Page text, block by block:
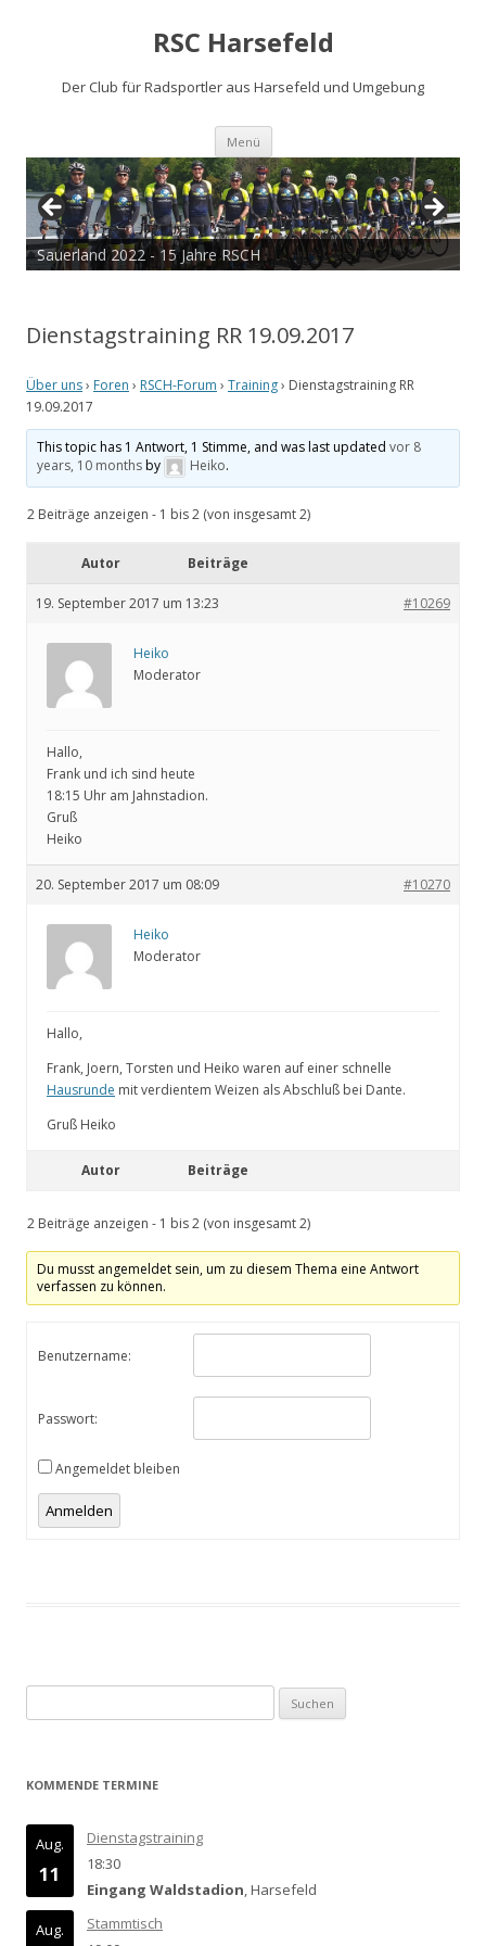
RSC Harsefeld
Der Club für Radsportler aus Harsefeld und Umgebung
Menü Zum
springen
Sauerland 2022 - 15 Jahre RSCH
Dienstagstraining RR 19.09.2017
Über uns› Foren › RSCH-Forum › Training› Dienstagstraining RR
19.09.2017
This topic has 1 Antwort, 1 Stimme, and was last updatedvor 8
years, 10 monthsby Heiko.
2 Beiträge anzeigen - 1 bis 2 (von insgesamt 2)
Autor Beiträge
19. September 2017 um 13:23 #10269
Heiko
Moderator
Hallo,
Frank und ich sind heute
18:15 Uhr am Jahnstadion.
Gruß
Heiko
20. September 2017 um 08:09 #10270
Heiko
Moderator
Hallo,
Frank, Joern, Torsten und Heiko waren auf einer schnelle
Hausrunde mit verdientem Weizen als Abschluß bei Dante.
Gruß Heiko
Autor Beiträge
2 Beiträge anzeigen - 1 bis 2 (von insgesamt 2)
Du musst angemeldet sein, um zu diesem Thema eine Antwort
verfassen zu können.
Benutzername:
Passwort:
Angemeldet bleiben
Anmelden
nach:
KOMMENDE TERMINE
Aug.
11
Dienstagstraining
18:30
Eingang Waldstadion, Harsefeld
Aug.
Stammtisch